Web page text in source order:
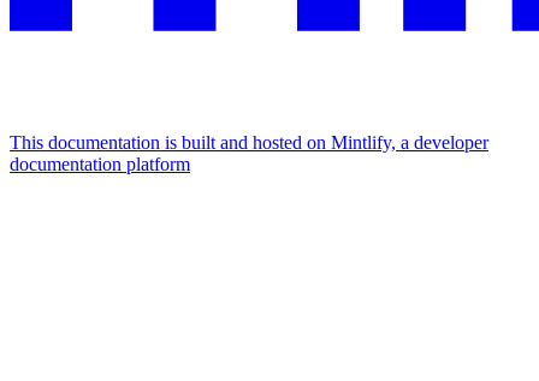
This documentation is built and hosted on Mintlify, a developer
documentation platform